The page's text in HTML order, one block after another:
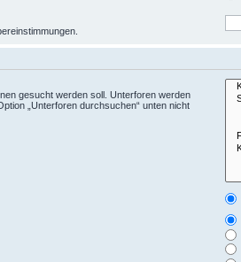
gesucht werden soll. Unterforen werden
„Unterforen durchsuchen“ unten nicht